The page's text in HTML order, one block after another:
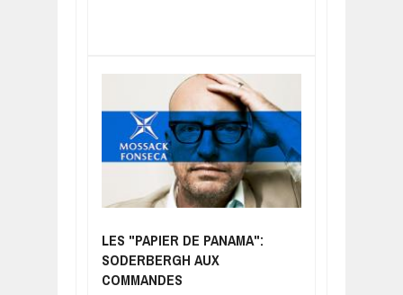
LES "PAPIER DE PANAMA":
SODERBERGH AUX
COMMANDES